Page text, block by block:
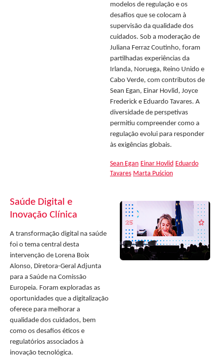
modelos de regulação e os
desafios que se colocam à
supervisão da qualidade dos
cuidados. Sob a moderação de
Juliana Ferraz Coutinho, foram
partilhadas experiências da
Irlanda, Noruega, Reino Unido e
Cabo Verde, com contributos de
Sean Egan, Einar Hovlid, Joyce
Frederick e Eduardo Tavares. A
diversidade de perspetivas
permitiu compreender como a
regulação evolui para responder
às exigências globais.
Sean Egan Einar Hovlid Eduardo
Tavares Marta Puścion
Saúde Digital e
Inovação Clínica
A transformação digital na saúde
foi o tema central desta
intervenção de Lorena Boix
Alonso, Diretora-Geral Adjunta
para a Saúde na Comissão
Europeia. Foram exploradas as
oportunidades que a digitalização
oferece para melhorar a
qualidade dos cuidados, bem
como os desafios éticos e
regulatórios associados à
inovação tecnológica.